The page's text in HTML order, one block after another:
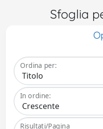
Sfoglia
Ordina per:
In ordine:
Risultati/Pagina